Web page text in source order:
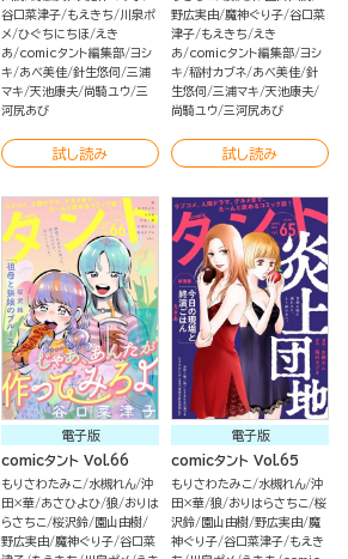
谷口菜津子 もえきち
川泉ポ
メ ひぐちにちほ
えき
あ
comicタント編集部 ヨシ
キ
あべ美佳 針生悠伺 三浦
マキ 天池康夫 尚騎ユウ 三
河尻あび
試し読み
野広実由 魔神ぐり子 谷口菜
津子 もえきち
えき
あ
comicタント編集部 ヨシ
キ 稲村カブネ あべ美佳 針
生悠伺 三浦マキ 天池康夫
尚騎ユウ 三河尻あび
試し読み
電子版
comicタント Vol.66
もりさわたみこ 水槻れん 沖
田×華 あさひよひ 狼 おりは
らさちこ 桜沢鈴 園山由樹
野広実由 魔神ぐり子 谷口菜
電子版
comicタント Vol.65
もりさわたみこ 水槻れん 沖
田×華 狼 おりはらさちこ 桜
沢鈴 園山由樹 野広実由 魔
神ぐり子 谷口菜津子 もえき